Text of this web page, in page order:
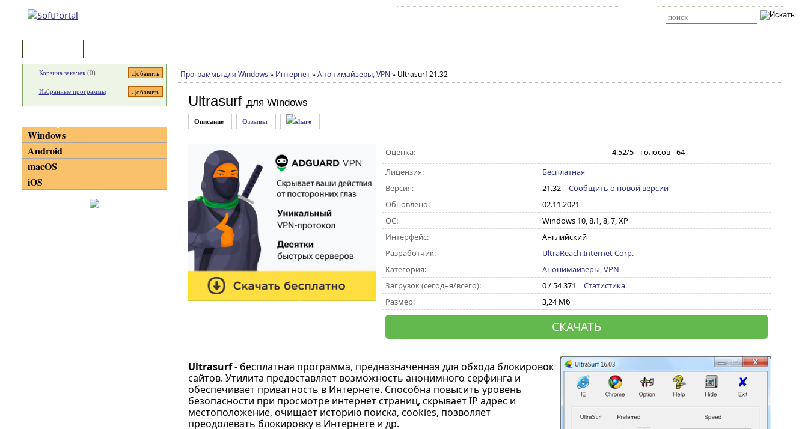
Программы для Windows » Интернет » Анонимайзеры, VPN »Ultrasurf 21.32
Ultrasurf для Windows
Описание Отзывы
Оценка: 4.52/5 голосов -64
Лицензия:
Бесплатная
Версия:
21.32| Сообщить о новой версии
Обновлено:
02.11.2021
ОС:
Windows 10, 8.1, 8, 7, XP
Интерфейс:
Английский
Разработчик:
UltraReach Internet Corp.
Категория:
Анонимайзеры, VPN
Загрузок (сегодня/всего):
0 / 54 371 | Статистика
Размер:
3,24 Мб
СКАЧАТЬ
Ultrasurf- бесплатная программа, предназначенная для обхода блокировок
сайтов. Утилита предоставляет возможность анонимного серфинга и
обеспечивает приватность в Интернете. Способна повысить уровень
безопасности при просмотре интернет страниц, скрывает IP адрес и
местоположение, очищает историю поиска, cookies, позволяет
преодолевать блокировку в Интернете и др.
Корзина закачек(0)
Избранные программы
Windows
Android
macOS
iOS